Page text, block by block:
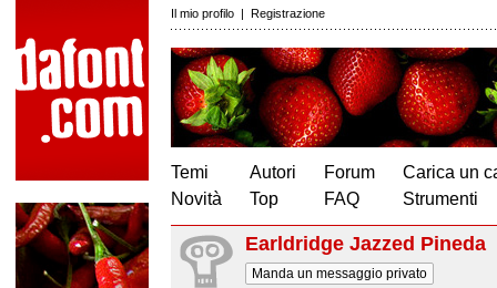
Il mio profilo | Registrazione
Temi
Novità
Autori
Top
Forum
FAQ
Carica un
Strumenti
Earldridge Jazzed Pineda
Manda un messaggio privato